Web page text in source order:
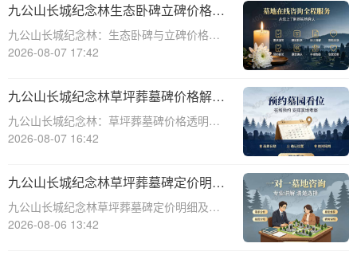
九公山长城纪念林生态卧碑立碑价格表
详解及活动期赠安葬配套福利解析
九公山长城纪念林：生态卧碑与立碑价格及
活动期赠送配套服务全解析☎ 九公山陵园电
地，九公山长城纪念林凭借其得天独厚的地
理位置和优越的自然环境，成为众
2026-08-07 17:42
九公山长城纪念林草坪葬墓碑价格解析
及赠予绿植养护服务详解
九公山长城纪念林：草坪葬墓碑价格透明，
赠送绿植养护服务☎ 九公山陵园电话:400-
纪念林地之一，致力于为逝者提供环保、庄
重的安葬选择。草坪葬墓碑作为一种
2026-08-07 16:42
九公山长城纪念林草坪葬墓碑定价明细
活动赠绿植养护服务详解
九公山长城纪念林草坪葬墓碑定价明细及活
动赠绿植养护服务详解☎ 九公山陵园电
2026-08-06 13:42